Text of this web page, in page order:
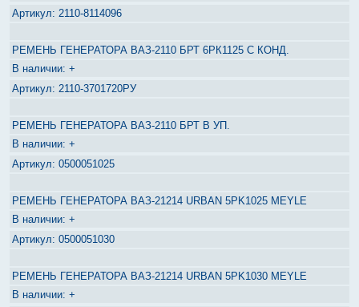
2110-8114096
РЕМЕНЬ ГЕНЕРАТОРА ВАЗ-2110 БРТ 6РК1125 С КОНД.
+
2110-3701720РУ
РЕМЕНЬ ГЕНЕРАТОРА ВАЗ-2110 БРТ В УП.
+
0500051025
РЕМЕНЬ ГЕНЕРАТОРА ВАЗ-21214 URBAN 5PK1025 MEYLE
+
0500051030
РЕМЕНЬ ГЕНЕРАТОРА ВАЗ-21214 URBAN 5PK1030 MEYLE
+